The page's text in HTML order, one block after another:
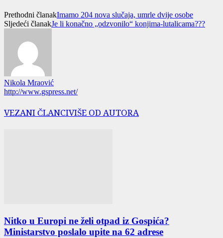
Prethodni članakImamo 204 nova slučaja, umrle dvije osobe
Sljedeći članakJe li konačno „odzvonilo“ konjima-lutalicama???
Nikola Mraović
http://www.gspress.net/
VEZANI ČLANCIVIŠE OD AUTORA
Nitko u Europi ne želi otpad iz Gospića?
Ministarstvo poslalo upite na 62 adrese